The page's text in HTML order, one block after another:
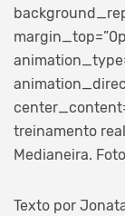
treinamento
Medianeira.
Texto por